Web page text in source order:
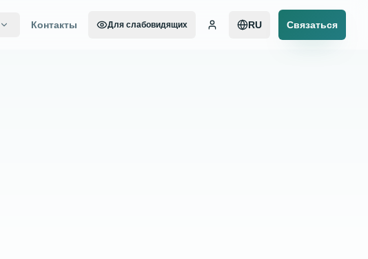
Контакты Для слабовидящих RU Связаться